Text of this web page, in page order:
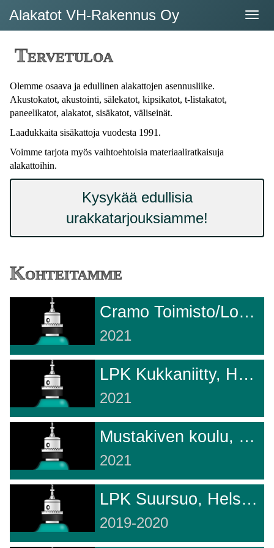
Alakatot VH-Rakennus Oy
Tervetuloa
Olemme osaava ja edullinen alakattojen asennusliike.
Akustokatot, akustointi, sälekatot, kipsikatot, t-listakatot,
paneelikatot, alakatot, sisäkatot, väliseinät.
Laadukkaita sisäkattoja vuodesta 1991.
Voimme tarjota myös vaihtoehtoisia materiaaliratkaisuja
alakattoihin.
Kysykää edullisia
urakkatarjouksiamme!
Kohteitamme
Cramo Toimisto/Logistiikka, Vantaa
2021
LPK Kukkaniitty, Helsinki
2021
Mustakiven koulu, Helsinki
2021
LPK Suursuo, Helsinki
2019-2020